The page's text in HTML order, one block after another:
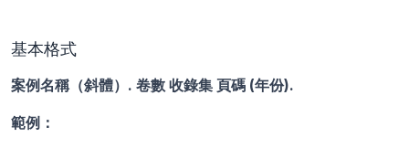
基本格式
案例名稱（斜體）. 卷數 收錄集 頁碼 (年份).
範例：